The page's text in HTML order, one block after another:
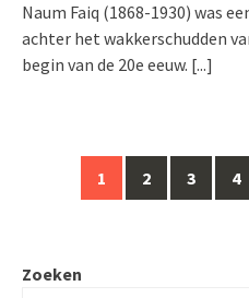
Naum Faiq (1868-1930) was
achter het wakkerschudden
begin van de 20e eeuw. [...]
Berichten
navigatie
1 2 3 4
Zoeken